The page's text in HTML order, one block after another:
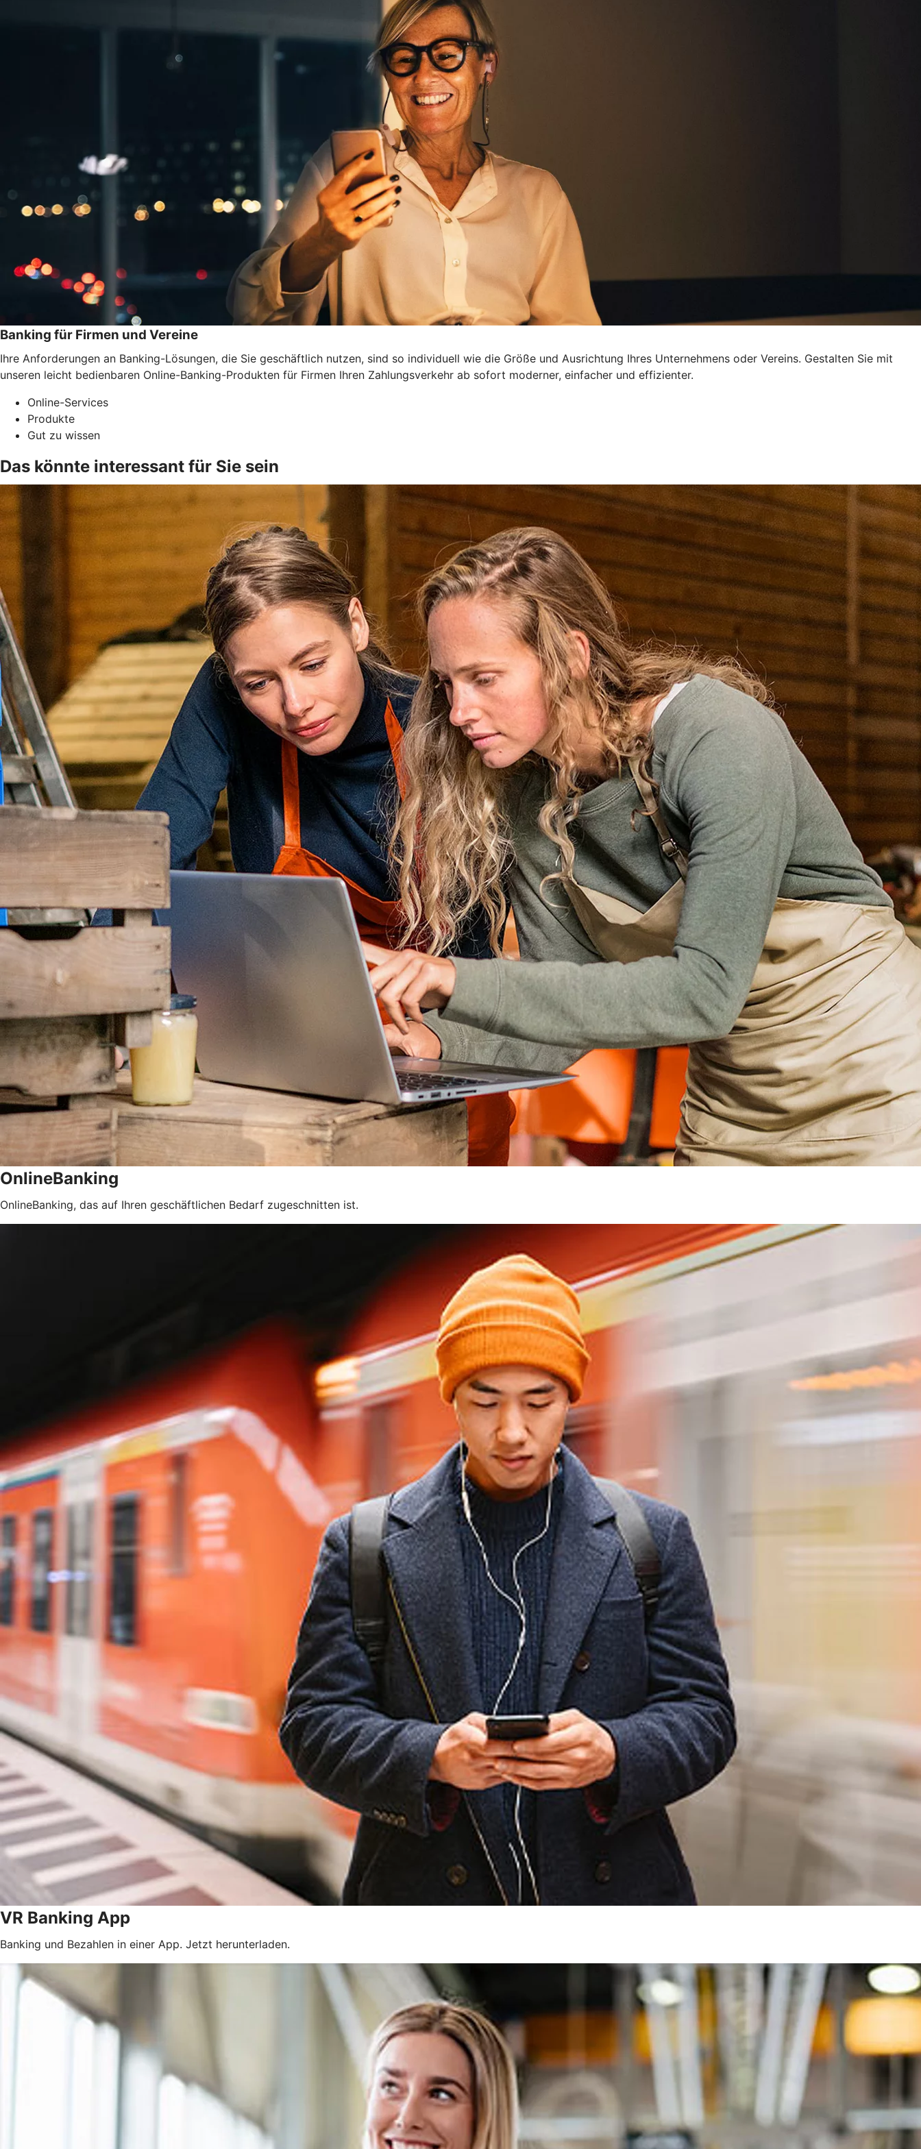
Banking für Firmen und Vereine
Ihre Anforderungen an Banking-Lösungen, die Sie geschäftlich nutzen, sind so individuell wie die Größe und Ausrichtung Ihres Unternehmens oder Vereins. Gestalten Sie mit
unseren leicht bedienbaren Online-Banking-Produkten für Firmen Ihren Zahlungsverkehr ab sofort moderner, einfacher und effizienter.
Online-Services
Produkte
Gut zu wissen
Das könnte interessant für Sie sein
OnlineBanking
OnlineBanking, das auf Ihren geschäftlichen Bedarf zugeschnitten ist.
VR Banking App
Banking und Bezahlen in einer App. Jetzt herunterladen.